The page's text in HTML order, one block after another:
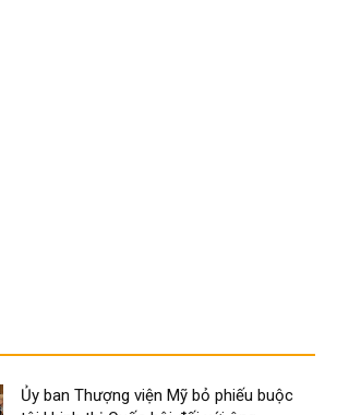
Ủy ban Thượng viện Mỹ bỏ phiếu buộc